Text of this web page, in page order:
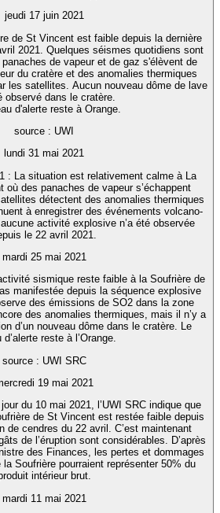
jeudi 17 juin 2021
de St Vincent est faible depuis la dernière
2021. Quelques séismes quotidiens sont
de vapeur et de gaz s'élèvent de
du cratère et des anomalies thermiques
les satellites. Aucun nouveau dôme de lave
observé dans le cratère.
d'alerte reste à Orange.
source : UWI
lundi 31 mai 2021
: La situation est relativement calme à La
où des panaches de vapeur s’échappent
détectent des anomalies thermiques
à enregistrer des événements volcano-
activité explosive n’a été observée
le 22 avril 2021.
mardi 25 mai 2021
sismique reste faible à la Soufrière de
manifestée depuis la séquence explosive
des émissions de SO2 dans la zone
des anomalies thermiques, mais il n’y a
d’un nouveau dôme dans le cratère. Le
d’alerte reste à l’Orange.
source : UWI SRC
19 mai 2021
du 10 mai 2021, l’UWI SRC indique que
de St Vincent est restée faible depuis
de cendres du 22 avril. C’est maintenant
de l’éruption sont considérables. D’après
des Finances, les pertes et dommages
la Soufrière pourraient représenter 50% du
intérieur brut.
mardi 11 mai 2021